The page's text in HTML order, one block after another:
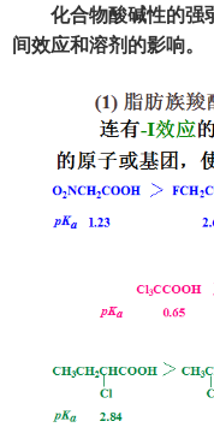
化合物酸碱性的强
间效应和溶剂的影响。